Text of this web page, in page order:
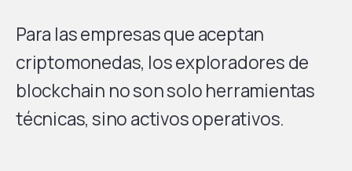
Para las empresas que aceptan
criptomonedas, los exploradores de
blockchain no son solo herramientas
técnicas, sino activos operativos.